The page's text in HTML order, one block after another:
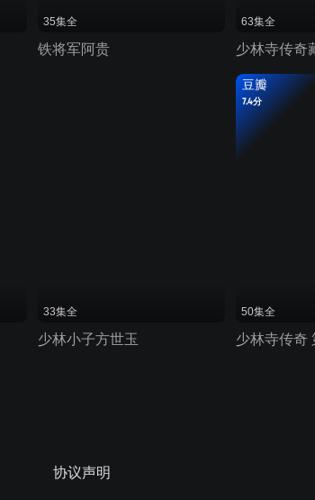
35集全
铁将军阿贵
63集全
少林寺传奇
33集全
少林小子方世玉
豆瓣
7.4分
50集全
少林寺传奇
协议声明